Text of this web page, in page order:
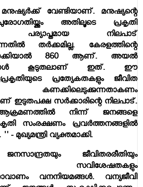
മനുഷ്യര്‍ക്ക് വേണ്ടിയാണ്. മനുഷ്യന്റെ
അതിലൂടെ പ്രകൃതി
പര്യാപ്തമായ നിലപാട്
തര്‍ക്കമില്ല. കേരളത്തിന്റെ
860 ആണ്. അയല്‍
കൂടുതലാണ് ഇത്. ഈ
പ്രത്യേകതകളും ജീവിത
ഇടുതപക്ഷ സര്‍ക്കാരിന്റെ നിലപാട്.
നിന്ന് ജനങ്ങളെ
സംരക്ഷണം പ്രവര്‍ത്തനങ്ങളില്‍
മുഖ്യമന്ത്രി വ്യക്തമാക്കി.
ജീവിതരരീതിയും
സവിശേഷതകളും
വനനിയമങ്ങള്‍. വന്യജീവി